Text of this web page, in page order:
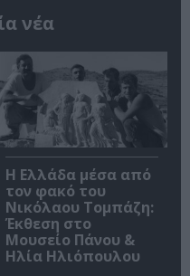
νέα
Η Ελλάδα μέσα από
τον φακό του
Νικόλαου Τομπάζη:
Έκθεση στο
Μουσείο Πάνου &
Ηλία Ηλιόπουλου